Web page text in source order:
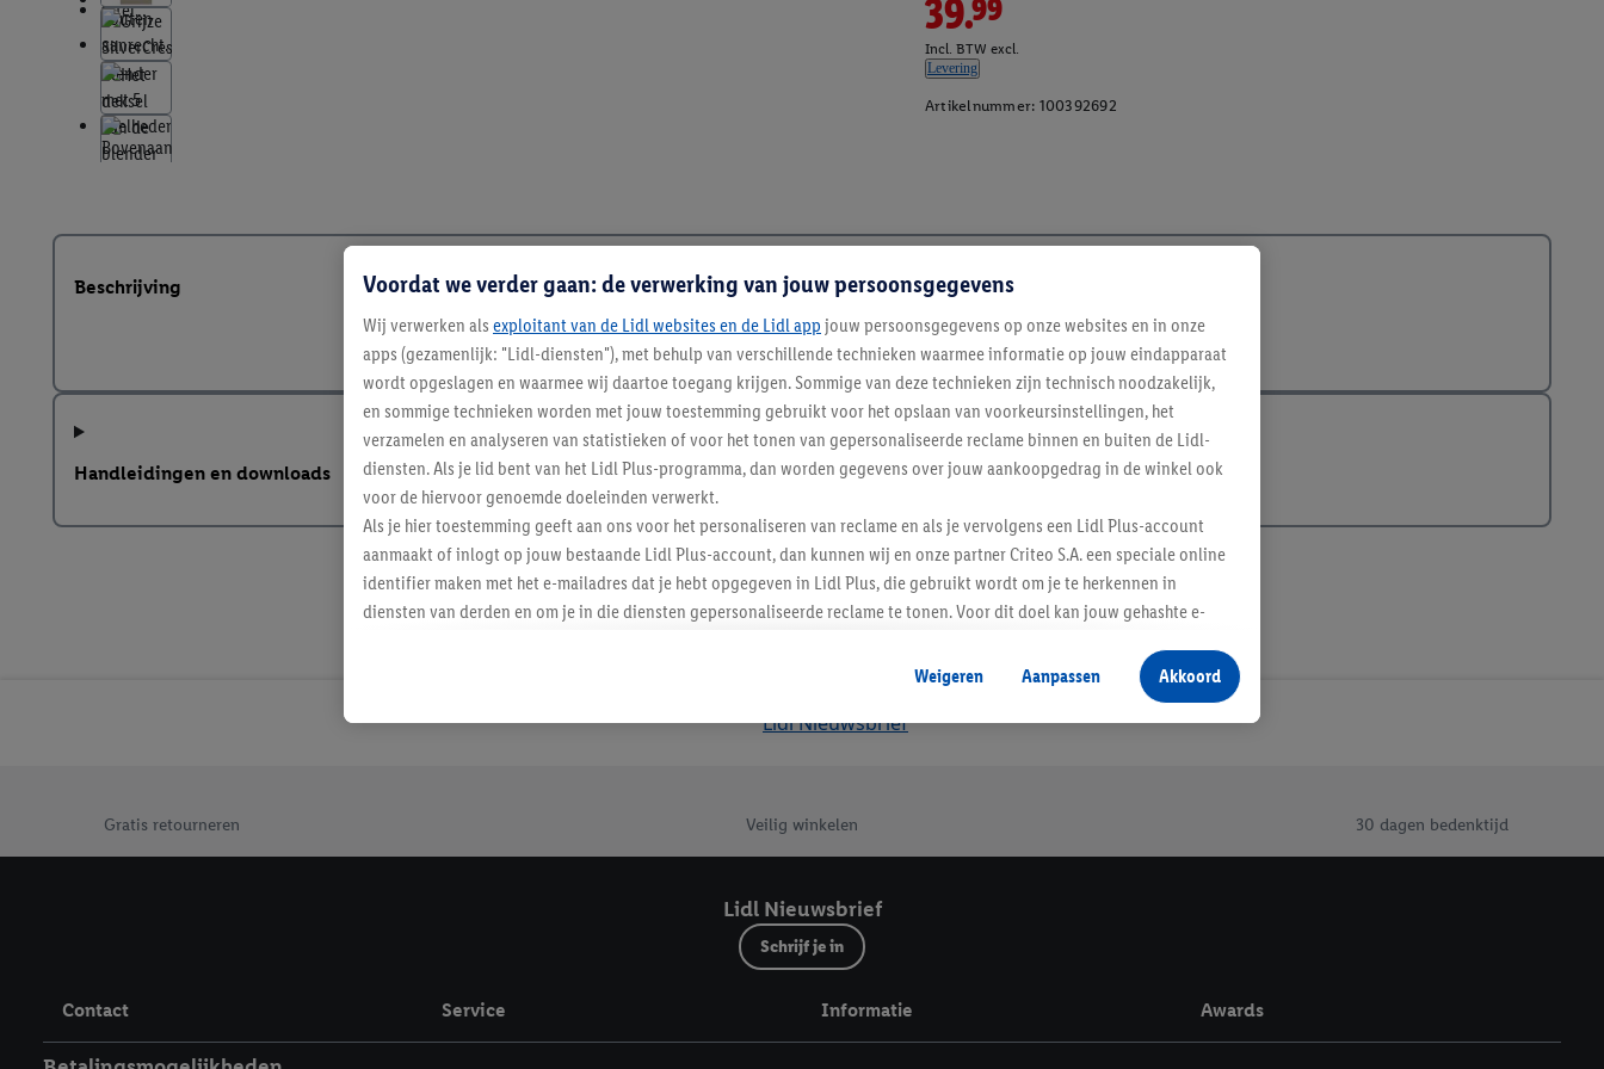
39.99
Incl. BTW excl.
Levering
Artikelnummer: 100392692
Beschrijving
Handleidingen en downloads
Lidl Nieuwsbrief
Gratis retourneren Veilig winkelen 30 dagen bedenktijd
Lidl Nieuwsbrief
Schrijf je in
Contact Service Informatie Awards
Voordat we verder gaan: de verwerking van jouw persoonsgegevens
Wij verwerken als exploitant van de Lidl websites en de Lidl app jouw persoonsgegevens op onze websites en in onze
apps (gezamenlijk: "Lidl-diensten"), met behulp van verschillende technieken waarmee informatie op jouw eindapparaat
wordt opgeslagen en waarmee wij daartoe toegang krijgen. Sommige van deze technieken zijn technisch noodzakelijk,
en sommige technieken worden met jouw toestemming gebruikt voor het opslaan van voorkeursinstellingen, het
verzamelen en analyseren van statistieken of voor het tonen van gepersonaliseerde reclame binnen en buiten de Lidl-
diensten. Als je lid bent van het Lidl Plus-programma, dan worden gegevens over jouw aankoopgedrag in de winkel ook
voor de hiervoor genoemde doeleinden verwerkt.
Als je hier toestemming geeft aan ons voor het personaliseren van reclame en als je vervolgens een Lidl Plus-account
aanmaakt of inlogt op jouw bestaande Lidl Plus-account, dan kunnen wij en onze partner Criteo S.A. een speciale online
identifier maken met het e-mailadres dat je hebt opgegeven in Lidl Plus, die gebruikt wordt om je te herkennen in
diensten van derden en om je in die diensten gepersonaliseerde reclame te tonen. Voor dit doel kan jouw gehashte e-
Als je hiervoor toestemming geeft, dan kunnen retargeting advertenties worden weergegeven voor producten waarin je
eerder interesse hebt getoond (bijvoorbeeld door het product in een winkelmandje van een online winkel te plaatsen
verwerkingsdoeleinden je instemt. Verder kan je er meer informatie vinden over de gegevensverwerking.
Door te klikken op "Weigeren", kies je voor de optie dat er enkel technisch noodzakelijke cookies en vergelijkbare
inclusief over de opslagperiode van de gegevens en je recht om jouw toestemming op elk gewenst moment in te
trekken, vind je in onzeprivacyverklaring.Je vindt de impressum voor de Lidl website hier.Klikhiervoor meer informatie
Weigeren Aanpassen Akkoord